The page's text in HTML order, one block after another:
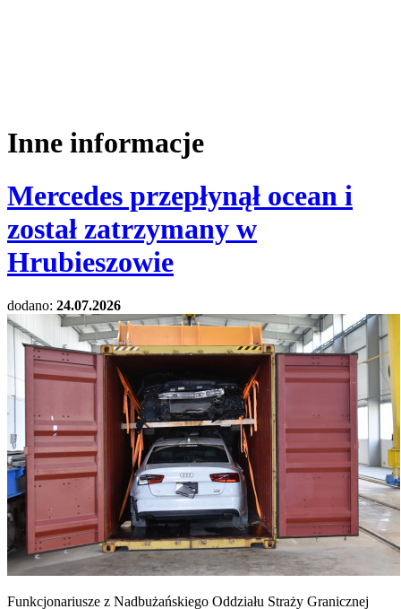
Inne informacje
Mercedes przepłynął ocean i
został zatrzymany w
Hrubieszowie
dodano: 24.07.2026
Funkcjonariusze z Nadbużańskiego Oddziału Straży Granicznej